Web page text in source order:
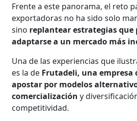
Frente a este panorama, el reto
exportadoras no ha sido solo
sino replantear estrategias que
adaptarse a un mercado más
Una de las experiencias que
es la de Frutadeli, una empresa
apostar por modelos
comercialización y
competitividad.